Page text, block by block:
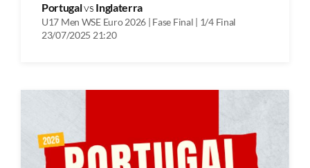
Portugalvs Inglaterra
U17 Men WSE Euro 2026 | Fase Final | 1/4 Final
23/07/2025 21:20